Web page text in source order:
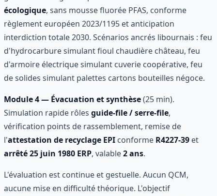
écologique, sans mousse fluorée PFAS, conforme
règlement européen 2023/1195 et anticipation
interdiction totale 2030. Scénarios ancrés libournais : feu
d'hydrocarbure simulant fioul chaudière château, feu
d'armoire électrique simulant cuverie coopérative, feu
de solides simulant palettes cartons bouteilles négoce.
Module 4 — Évacuation et synthèse(25 min).
Simulation rapide rôles guide-file / serre-file,
vérification points de rassemblement, remise de
l'attestation de recyclage EPI conforme R4227-39 et
arrêté 25 juin 1980 ERP, valable2 ans.
L'évaluation est continue et gestuelle. Aucun QCM,
aucune mise en difficulté théorique. L'objectif